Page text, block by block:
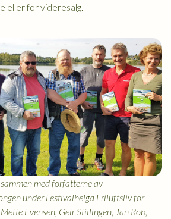
eller for videresalg.
med forfatterne av
under Festivalhelga Friluftsliv for
Evensen, Geir Stillingen, Jan Rob,